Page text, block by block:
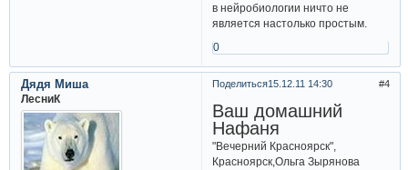
в нейробиологии ничто не
является настолько простым.
0
Поделиться 4
15.12.11 14:30
Дядя Миша
ЛесниК
Ваш домашний
Нафаня
"Вечерний Красноярск",
Красноярск,Ольга Зырянова